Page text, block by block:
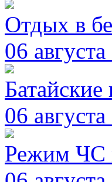
Отдых в
06
Батайские
06
Режим ЧС